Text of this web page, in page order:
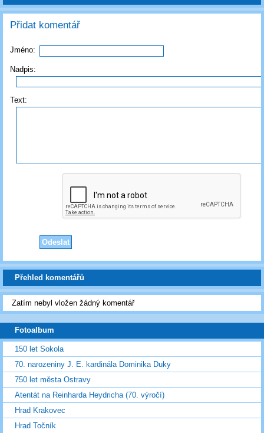
Přidat komentář
Jméno:
Nadpis:
Text:
Přehled komentářů
Zatím nebyl vložen žádný komentář
Fotoalbum
150 let Sokola
70. narozeniny J. E. kardinála Dominika Duky
750 let města Ostravy
Atentát na Reinharda Heydricha (70. výročí)
Hrad Krakovec
Hrad Točník